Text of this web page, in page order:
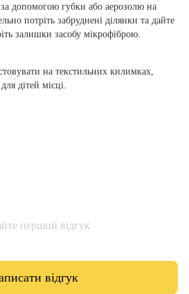
за допомогою губки або аерозолю на
потріть забруднені ділянки та дайте
залишки засобу мікрофіброю.
на текстильних килимках,
дітей місці.
перший відгук
відгук